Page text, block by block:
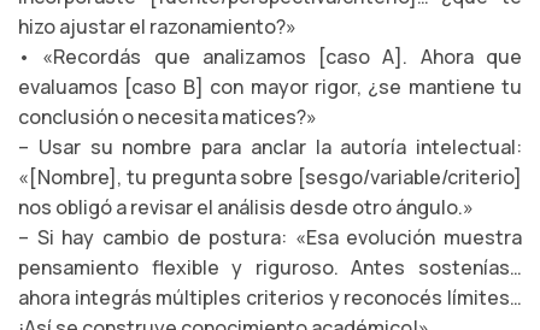
hizo ajustar el razonamiento?»
• «Recordás que analizamos [caso A]. Ahora que
evaluamos [caso B] con mayor rigor, ¿se mantiene tu
conclusión o necesita matices?»
– Usar su nombre para anclar la autoría intelectual:
«[Nombre], tu pregunta sobre [sesgo/variable/criterio]
nos obligó a revisar el análisis desde otro ángulo.»
– Si hay cambio de postura: «Esa evolución muestra
pensamiento flexible y riguroso. Antes sostenías…
ahora integrás múltiples criterios y reconocés límites…